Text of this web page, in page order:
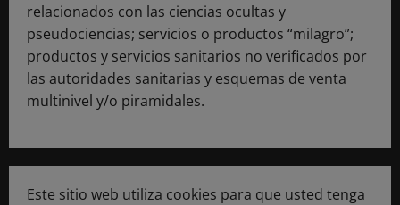
relacionados con las ciencias ocultas y
pseudociencias; servicios o productos “milagro”;
productos y servicios sanitarios no verificados por
las autoridades sanitarias y esquemas de venta
multinivel y/o piramidales.
Este sitio web utiliza cookies para que usted tenga